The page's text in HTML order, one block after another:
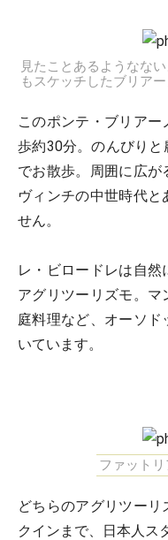
見たことあるようなな
もスケッチしたブリア
このポンテ・ブリア
歩約30分。のんびりと
でお散歩。周囲に広
ヴィンチの中世時代と
せん。
レ・ビロードレは自
アグリツーリズモ。
庭料理など、オーソド
いています。
ファット
どちらのアグリツー
クインまで、日本人ス